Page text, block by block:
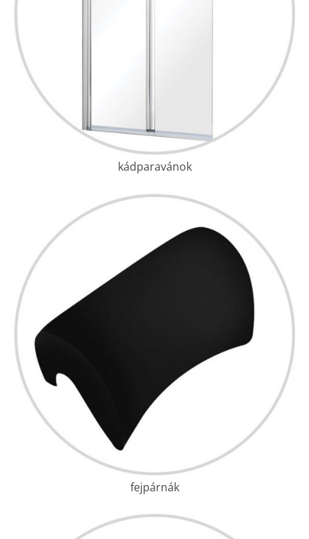
kádparavánok
fejpárnák